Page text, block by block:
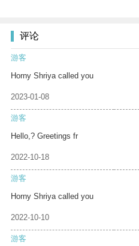
评论
游客
Horny Shriya called you
2023-01-08
游客
Hello,? Greetings fr
2022-10-18
游客
Horny Shriya called you
2022-10-10
游客